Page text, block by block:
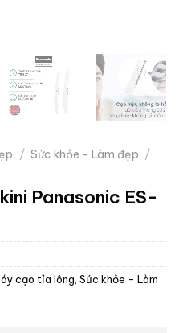
/ Sức khỏe - Làm đẹp /
Panasonic ES-
cạo tỉa lông, Sức khỏe - Làm